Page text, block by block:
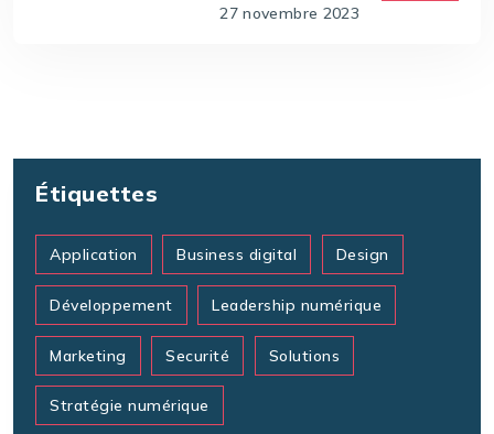
27 novembre 2023
Étiquettes
Application Business digital Design
Développement Leadership numérique
Marketing Securité Solutions
Stratégie numérique